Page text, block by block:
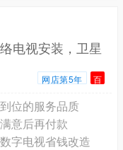
电视安装，卫星
网店第5年 百
位的服务品质
意后再付款
字电视省钱改造